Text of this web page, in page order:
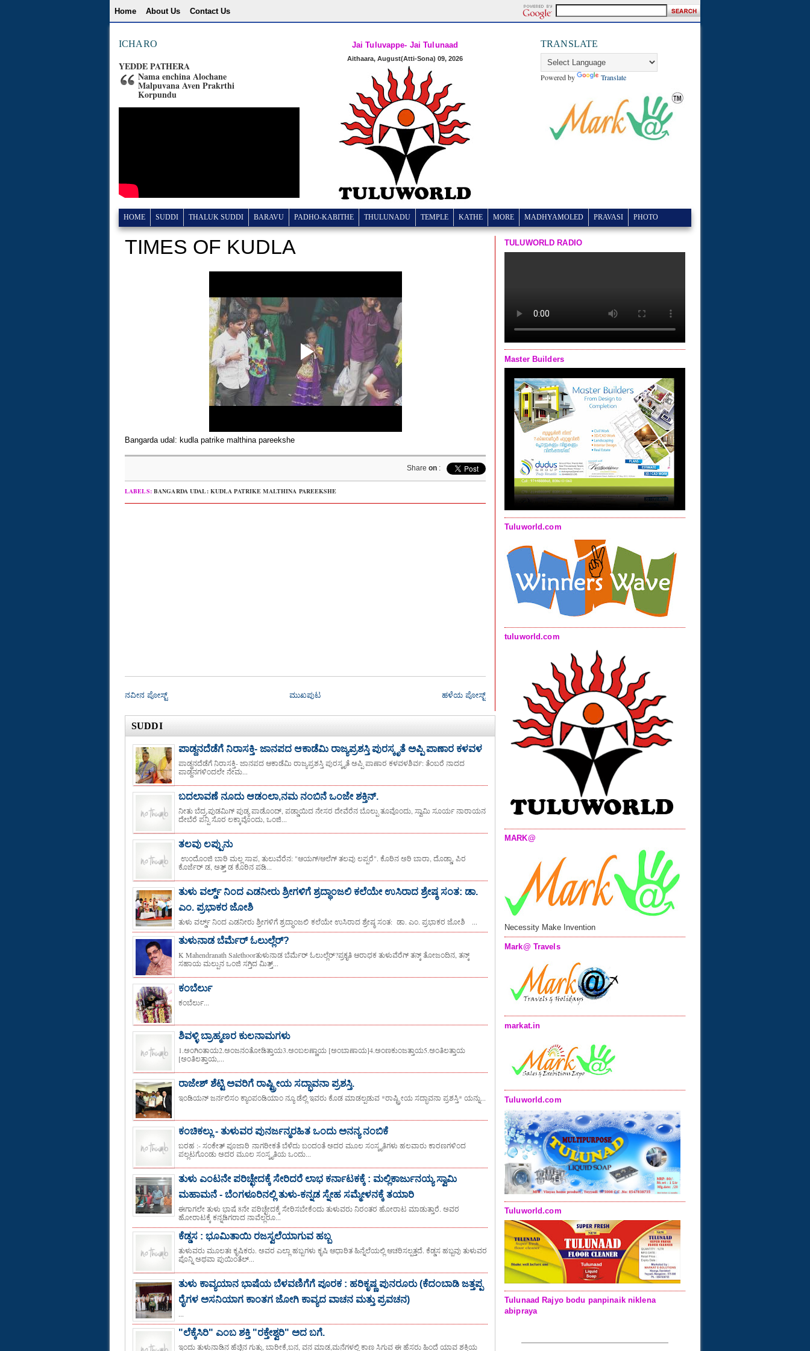
Home About Us Contact Us
Jai Tuluvappe- Jai Tulunaad
Aithaara, August(Atti-Sona) 09, 2026
ICHARO
YEDDE PATHERA
Nama enchina Alochane
Malpuvana Aven Prakrthi
Korpundu
TRANSLATE
Powered by Translate
HOME SUDDI THALUK SUDDI BARAVU PADHO-KABITHE THULUNADU TEMPLE KATHE MORE MADHYAMOLED PRAVASI PHOTO
TIMES OF KUDLA
Bangarda udal: kudla patrike malthina pareekshe
Share on :
LABELS: BANGARDA UDAL: KUDLA PATRIKE MALTHINA PAREEKSHE
ನವೀನ ಪೋಸ್ಟ್ ಹಳೆಯ ಪೋಸ್ಟ್
ಮುಖಪುಟ
SUDDI
ಪಾಡ್ದನದೆಡೆಗೆ ನಿರಾಸಕ್ತಿ- ಜಾನಪದ ಆಕಾಡೆಮಿ ರಾಜ್ಯಪ್ರಶಸ್ತಿ ಪುರಸ್ಕೃತೆ ಅಪ್ಪಿ ಪಾಣಾರ ಕಳವಳ
ಪಾಡ್ದನದೆಡೆಗೆ ನಿರಾಸಕ್ತಿ- ಜಾನಪದ ಆಕಾಡೆಮಿ ರಾಜ್ಯಪ್ರಶಸ್ತಿ ಪುರಸ್ಕೃತೆ ಅಪ್ಪಿ ಪಾಣಾರ ಕಳವಳಶಿರ್ವ: ತೆಂಬರೆ ನಾದದ
ಪಾಡ್ದನಗಳಿಂದಲೇ ನೇಮ...
ಬದಲಾವಣೆ ನೂದು ಆಡಂಲಾ,ನಮ ನಂಬಿನೆ ಒಂಜೇ ಶಕ್ತಿನ್.
ನೀತು ಬೆದ್ರ.ಪುಡಮಿಗ್ ಪುಡ್ಯ ಪಾಡೊಂದ್, ಪಡ್ಡಾಯಿದ ನೇಸರ ದೇವೆರೆನ ಬೊಲ್ಪು ತೂವೊಂದು, ಸ್ವಾಮಿ ಸೂರ್ಯ ನಾರಾಯನ
ದೇಬೆರೆ ಪನ್ಪಿ ಸೊರ ಲಕ್ಕಾವೊಂದು, ಒಂಜಿ...
ತಲವು ಲಪ್ಪುನು
ಉಂದೊಂಜಿ ಬಾರಿ ಮಲ್ಲ ಸಾಪ, ತುಲುವೆರೆನ: "ಆಯಗ್/ಆಲೆಗ್ ತಲವು ಲಪ್ಪರೆ". ಕೊರಿನ ಅರಿ ಬಾರಾ, ದೊಡ್ಡಾ, ಪಿರ
ಕೊರ್ಜೆರ್ ಡ, ಅತ್ತ್ ಡ ಕೊರಿನ ಪಡಿ...
ತುಳು ವರ್ಲ್ಡ್ ನಿಂದ ಎಡನೀರು ಶ್ರೀಗಳಿಗೆ ಶ್ರದ್ಧಾಂಜಲಿ ಕಲೆಯೇ ಉಸಿರಾದ ಶ್ರೇಷ್ಠ ಸಂತ: ಡಾ.
ಎಂ. ಪ್ರಭಾಕರ ಜೋಶಿ
ತುಳು ವರ್ಲ್ಡ್ ನಿಂದ ಎಡನೀರು ಶ್ರೀಗಳಿಗೆ ಶ್ರದ್ಧಾಂಜಲಿ ಕಲೆಯೇ ಉಸಿರಾದ ಶ್ರೇಷ್ಠ ಸಂತ: ಡಾ. ಎಂ. ಪ್ರಭಾಕರ ಜೋಶಿ ‌‌‌ ...
ತುಳುನಾಡ ಬೆರ್ಮೆರ್ ಓಲುಲ್ಲೆರ್?
K Mahendranath Salethoorತುಳುನಾಡ ಬೆರ್ಮೆರ್ ಓಲುಲ್ಲೆರ್?ಪ್ರಕೃತಿ ಆರಾಧಕ ತುಳುವೆರೆಗ್ ತನ್ಕ್ ತೋಜಂದಿನ, ತನ್ಕ್
ಸಹಾಯ ಮಲ್ಪುನ ಒಂಜಿ ಸಗ್ತಿದ ಮಿತ್ತ್...
ಕಂಬೆರ್ಲು
ಕಂಬೆರ್ಲು...
ಶಿವಳ್ಳಿ ಬ್ರಾಹ್ಮಣರ ಕುಲನಾಮಗಳು
1.ಅಂಗಿಂತಾಯ2.ಅಂಜನಂತೋಡಿತ್ತಾಯ3.ಅಂಬಲಣ್ಣಾಯ [ಅಂಬಾಣಾಯ]4.ಅಂಣಕುಂಜತ್ತಾಯ5.ಅಂತಿಲತ್ತಾಯ
[ಅಂತಿಲತ್ತಾಯ,...
ರಾಜೇಶ್ ಶೆಟ್ಟಿ ಅವರಿಗೆ ರಾಷ್ಟ್ರೀಯ ಸದ್ಭಾವನಾ ಪ್ರಶಸ್ತಿ.
ಇಂಡಿಯನ್ ಜರ್ನಲಿಸಂ ಕ್ಯಾಂಪಂಡಿಯಾಂ ನ್ಯೂ ಡೆಲ್ಲಿ ಇವರು ಕೊಡ ಮಾಡಲ್ಪಡುವ *ರಾಷ್ಟ್ರೀಯ ಸದ್ಭಾವನಾ ಪ್ರಶಸ್ತಿ* ಯನ್ನು...
ಕಂಚಿಕಲ್ಲು - ತುಳುವರ ಪುನರ್ಜನ್ಮರಹಿತ ಒಂದು ಅನನ್ಯ ನಂಬಿಕೆ
ಬರಹ :- ಸಂಕೇತ್ ಪೂಜಾರಿ ನಾಗರೀಕತೆ ಬೆಳೆದು ಬಂದಂತೆ ಅದರ ಮೂಲ ಸಂಸ್ಕೃತಿಗಳು ಹಲವಾರು ಕಾರಣಗಳಿಂದ
ಪಲ್ಲಟಗೊಂಡು ಅದರ ಮೂಲ ಸಂಸ್ಕೃತಿಯ ಒಂದು...
ತುಳು ಎಂಟನೇ ಪರಿಚ್ಛೇದಕ್ಕೆ ಸೇರಿದರೆ ಲಾಭ ಕರ್ನಾಟಕಕ್ಕೆ : ಮಲ್ಲಿಕಾರ್ಜುನಯ್ಯ ಸ್ವಾಮಿ
ಮಹಾಮನೆ - ಬೆಂಗಳೂರಿನಲ್ಲಿ ತುಳು-ಕನ್ನಡ ಸ್ನೇಹ ಸಮ್ಮೇಳನಕ್ಕೆ ತಯಾರಿ
ಈಗಾಗಲೇ ತುಳು ಭಾಷೆ 8ನೇ ಪರಿಚ್ಛೇದಕ್ಕೆ ಸೇರಿಸಬೇಕೆಂದು ತುಳುವರು ನಿರಂತರ ಹೋರಾಟ ಮಾಡುತ್ತಾರೆ. ಅವರ
ಹೋರಾಟಕ್ಕೆ ಕನ್ನಡಿಗರಾದ ನಾವೆಲ್ಲರೂ...
ಕೆಡ್ಡಸ : ಭೂಮಿತಾಯಿ ರಜಸ್ವಲೆಯಾಗುವ ಹಬ್ಬ
ತುಳುವರು ಮೂಲತಃ ಕೃಷಿಕರು. ಅವರ ಎಲ್ಲಾ ಹಬ್ಬಗಳು ಕೃಷಿ ಆಧಾರಿತ ಹಿನ್ನೆಲೆಯಲ್ಲಿ ಆಚರಿಸಲ್ಪತ್ತದೆ. ಕೆಡ್ಡಸ ಹಬ್ಬವು ತುಳುವರ
ಪೊನ್ನಿ ಅಥವಾ ಪುಯಿಂತೆಲ್...
ತುಳು ಕಾವ್ಯಯಾನ ಭಾಷೆಯ ಬೆಳವಣಿಗೆಗೆ ಪೂರಕ : ಹರಿಕೃಷ್ಣ ಪುನರೂರು (ಕೆದಂಬಾಡಿ ಜತ್ತಪ್ಪ
ರೈಗಳ ಅಸನಿಯಾಗ ಕಾಂತಗ ಜೋಗಿ ಕಾವ್ಯದ ವಾಚನ ಮತ್ತು ಪ್ರವಚನ)
...
"ಲೆಕ್ಕೆಸಿರಿ" ಎಂಬ ಶಕ್ತಿ "ರಕ್ತೇಶ್ವರಿ" ಅದ ಬಗೆ.
ಇಂದು ತುಳುನಾಡಿನ ಹೆಚ್ಚಿನ ಗುತ್ತು, ಬಾರೀಕೆ,ಬನ, ವನ ಮಾಡ,ಮನೆಗಳಲ್ಲಿ ಕಾಣ ಸಿಗುವ ಈ ಹೆಸರು ಹಿಂದೆ ಯಾವ ಶಕ್ತಿಯ
TULUWORLD RADIO
Master Builders
Tuluworld.com
tuluworld.com
MARK@
Necessity Make Invention
Mark@ Travels
markat.in
Tuluworld.com
Tuluworld.com
Tulunaad Rajyo bodu panpinaik niklena
abipraya